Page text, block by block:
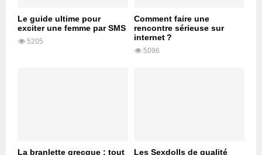
Le guide ultime pour
exciter une femme par SMS
5205
Comment faire une
rencontre sérieuse sur
internet ?
5096
La branlette grecque : tout
Les Sexdolls de qualité